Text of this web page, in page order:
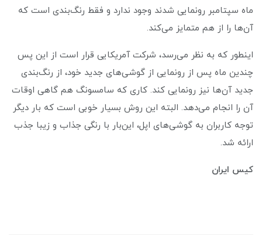
ماه سپتامبر رونمایی شدند وجود ندارد و فقط رنگ‌بندی است که
آن‌ها را از هم متمایز می‌کند.
اینطور که به نظر می‌رسد، شرکت آمریکایی قرار است از این پس
چندین ماه پس از رونمایی از گوشی‌های جدید خود، از رنگ‌بندی
جدید آن‌ها نیز رونمایی کند. کاری که سامسونگ هم گاهی اوقات
آن را انجام می‌دهد. البته این روش بسیار خوبی است که بار دیگر
توجه کاربران به گوشی‌های اپل، این‌بار با رنگی جذاب و زیبا جذب
ارائه شد.
کیس ایران